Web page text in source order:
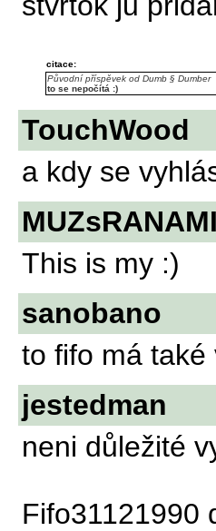
citace:
Původní příspěvek od Dumb § Dumber
to se nepočítá :)
TouchWood
a kdy se
MUZsRANAMI
This is my :)
sanobano
to fifo má
jestedman
neni důležité
Fifo31121990